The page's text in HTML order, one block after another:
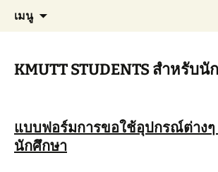
MT KMUTT
Materials Technology, KMUTT
เมนู
KMUTT STUDENTS สำหรับ
แบบฟอร์มการขอใช้อุปกรณ์ต่างๆ
นักศึกษา